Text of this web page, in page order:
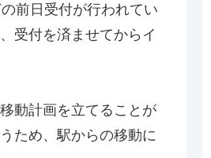
前日受付が行われてい
受付を済ませてからイ
動計画を立てることが
ため、駅からの移動に